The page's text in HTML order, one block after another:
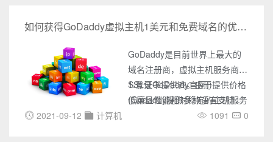
来搭建个性化网站，无法上传自
己的网站程序。
业的品牌形象或产品展示站。如何获得GoDaddy虚拟主机1美元和免费域名的优惠套餐
GoDaddy是目前世界上最大的
域名注册商，虚拟主机服务商和
SSL证书提供商。由于提供价格
低廉且性能相对稳定的主机服务
和支持支付宝付款，而深受国内
1.登录GoDaddy官网()
(Godaddy提供多种语言支持，
客户可以根据自己的习惯选择语
1091 0
2021-09-12 计算机